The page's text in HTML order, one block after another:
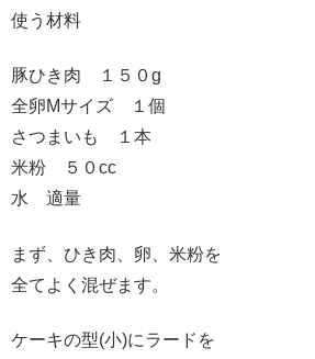
使う材料
豚ひき肉 １５０g
全卵Mサイズ １個
さつまいも １本
米粉 ５０cc
水 適量
まず、ひき肉、卵、米粉を
全てよく混ぜます。
ケーキの型(小)にラードを